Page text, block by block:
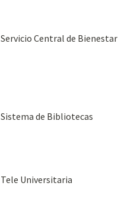
Servicio Central de Bienestar
Sistema de Bibliotecas
Tele Universitaria